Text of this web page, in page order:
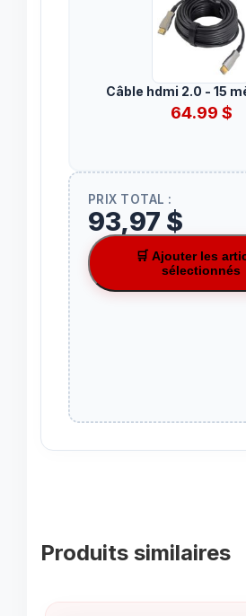
Câble hdmi 2.0 - 15
64.99 $
PRIX TOTAL :
93,97 $
🛒 Ajouter les
sélectionnés
Produits similaires